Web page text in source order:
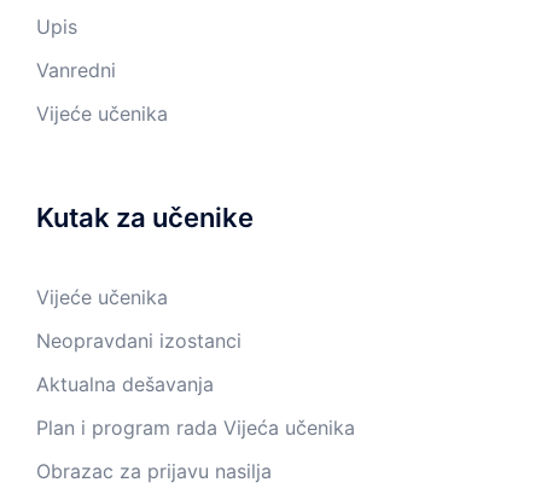
Upis
Vanredni
Vijeće učenika
Kutak za učenike
Vijeće učenika
Neopravdani izostanci
Aktualna dešavanja
Plan i program rada Vijeća učenika
Obrazac za prijavu nasilja